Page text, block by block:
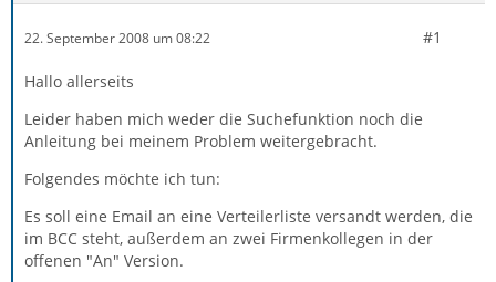
22. September 2008 um 08:22 #1
Hallo allerseits
Leider haben mich weder die Suchefunktion noch die
Anleitung bei meinem Problem weitergebracht.
Folgendes möchte ich tun:
Es soll eine Email an eine Verteilerliste versandt werden, die
im BCC steht, außerdem an zwei Firmenkollegen in der
offenen "An" Version.